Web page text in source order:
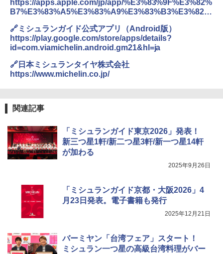
https://apps.apple.com/jp/app/%E3%83%9F%E3%82%
B7%E3%83%A5%E3%83%A9%E3%83%B3%E3%82%
🔗ミシュランガイド公式アプリ（Android版）
https://play.google.com/store/apps/details?
id=com.viamichelin.android.gm21&hl=ja
🔗日本ミシュランタイヤ株式会社
https://www.michelin.co.jp/
関連記事
「ミシュランガイド東京2026」発表！
新三つ星1軒/新二つ星3軒/新一つ星14軒
が加わる
2025年9月26日
「ミシュランガイド京都・大阪2026」4
月23日発表。電子書籍も発行
2025年12月21日
バーミヤン「台湾フェア」スタート！
ミシュラン一つ星の高級台湾料理がバー